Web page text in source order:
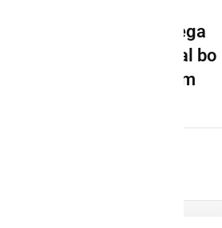
se bo gradnja novega
v Ljutomeru, veljal bo
prometni režim